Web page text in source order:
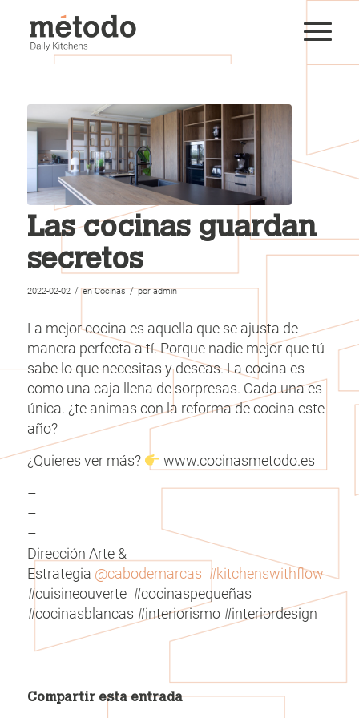
Las cocinas guardan
secretos
2022-02-02 / enCocinas / poradmin
La mejor cocina es aquella que se ajusta de
manera perfecta a tí. Porque nadie mejor que tú
sabe lo que necesitas y deseas. La cocina es
como una caja llena de sorpresas. Cada una es
única. ¿te animas con la reforma de cocina este
año?
¿Quieres ver más?
www.cocinasmetodo.es
–
–
–
Dirección Arte &
Estrategia @cabodemarcas #kitchenswithflow
#cuisineouverte #cocinaspequeñas
#cocinasblancas #interiorismo #interiordesign
Compartir esta entrada